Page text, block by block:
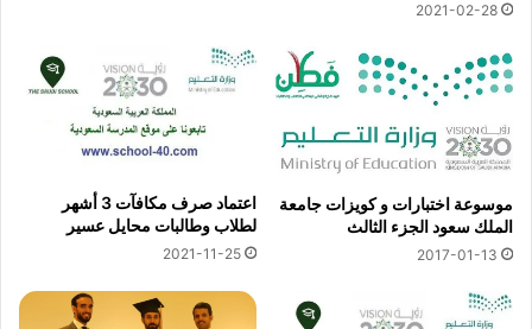
2021-02-28
موسوعة اختبارات و كويزات جامعة
الملك سعود الجزء الثالث
2017-01-13
اعتماد صرف مكافآت 3 أشهر
لطلاب وطالبات محايل عسير
2021-11-25